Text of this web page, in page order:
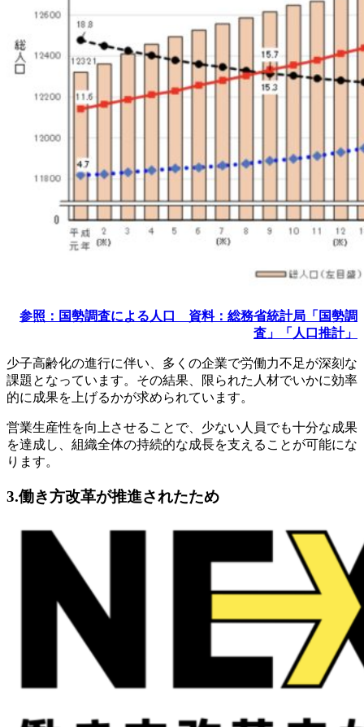
参照：国勢調査による人口 資料：総務省統計局「国勢調
査」「人口推計」
少子高齢化の進行に伴い、多くの企業で労働力不足が深刻な
課題となっています。その結果、限られた人材でいかに効率
的に成果を上げるかが求められています。
営業生産性を向上させることで、少ない人員でも十分な成果
を達成し、組織全体の持続的な成長を支えることが可能にな
ります。
3.働き方改革が推進されたため